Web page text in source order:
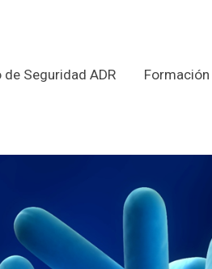
de Seguridad ADR Formación